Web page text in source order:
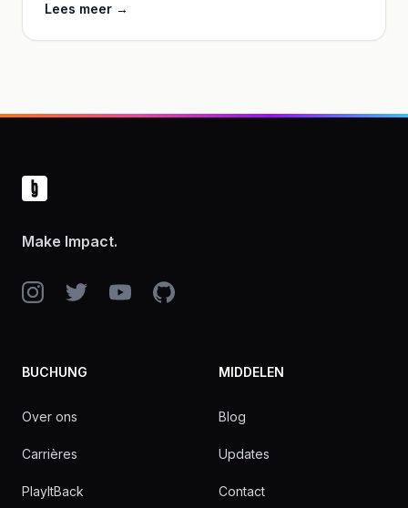
Lees meer →
Make Impact.
InstagramTwitterYouTubeGitHub
BUCHUNG
Over ons
Carrières
PlayItBack
MIDDELEN
Blog
Updates
Contact